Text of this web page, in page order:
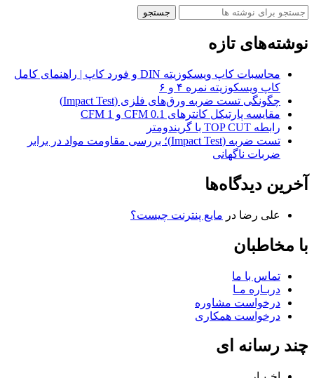
جستجو
نوشته‌های تازه
محاسبات کاپ ویسکوزیته DIN و فورد کاپ | راهنمای کامل
کاپ ویسکوزیته نمره ۴ و ۶
چگونگی تست ضربه ورق‌های فلزی (Impact Test)
مقایسه پارتیکل کانترهای 0.1 CFM و 1 CFM
رابطه TOP CUT با گریندومتر
تست ضربه (Impact Test)؛ بررسی مقاومت مواد در برابر
ضربات ناگهانی
آخرین دیدگاه‌ها
علی رضا در مایع پنترنت چیست؟
با مخاطبان
تماس با ما
دربـاره مـا
درخواست مشاوره
درخواست همکاری
چند رسانه ای